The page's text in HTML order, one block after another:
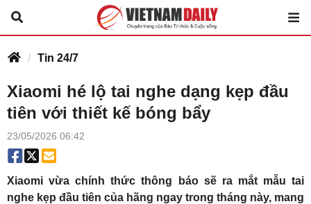
Tin 24/7
Xiaomi hé lộ tai nghe dạng kẹp đầu
tiên với thiết kế bóng bẩy
23/05/2026 06:42
Xiaomi vừa chính thức thông báo sẽ ra mắt mẫu tai
nghe kẹp đầu tiên của hãng ngay trong tháng này, mang